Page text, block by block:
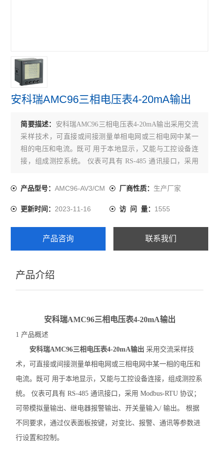
无线测温装置RS485接口最多可接60个互感器
实时在线测温监控系统 配电房温度监控设备
多功能三相可编程电力测控仪表
无线测温集中采集触摸屏嵌入式安装
无源无线测温传感器ct感应取电
开关柜综合测控装置温湿度控制语音提示功能
带RS485通讯 报警 4-20mA输出单相电流表
实时无线测温采集设备
AMC系列电测仪表
电动机保护器
数据采集传输仪
DJSF1352直流电能表
安科瑞AMC96三相电压表4-20mA输出
简要描述： 安科瑞AMC96三相电压表4-20mA输出采用交流
采样技术，可直接或间接测量单相电网或三相电网中某一
相的电压和电流。既可 用于本地显示，又能与工控设备连
接，组成测控系统。 仪表可具有 RS-485 通讯接口，采用
关量输入/ 输出。 根据不同要求，通过仪表面板按键，对变
产品型号：AMC96-AV3/CM 厂商性质： 生产厂家
更新时间：2023-11-16 访 问 量： 1555
产品咨询 联系我们
产品介绍
安科瑞AMC96三相电压表4-20mA输出
1 产品概述
安科瑞AMC96三相电压表4-20mA输出 采用交流采样技
术，可直接或间接测量单相电网或三相电网中某一相的电压和
电流。既可 用于本地显示，又能与工控设备连接，组成测控系
统。 仪表可具有 RS-485 通讯接口，采用 Modbus-RTU 协议；
可带模拟量输出、继电器报警输出、开关量输入/ 输出。 根据
不同要求，通过仪表面板按键，对变比、报警、通讯等参数进
行设置和控制。